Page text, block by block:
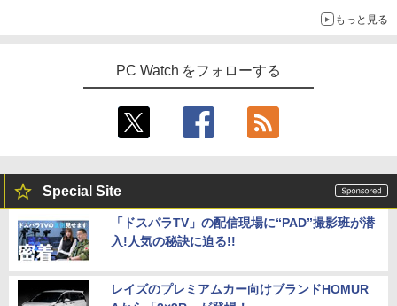
もっと見る
PC Watch をフォローする
Special Site
「ドスパラTV」の配信現場に“PAD”撮影班が潜
入!人気の秘訣に迫る!!
レイズのプレミアムカー向けブランドHOMUR